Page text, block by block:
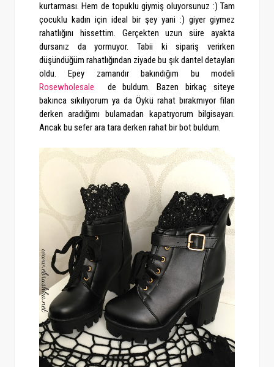
kurtarması. Hem de topuklu giymiş oluyorsunuz :) Tam
çocuklu kadın için ideal bir şey yani :) giyer giymez
rahatlığını hissettim. Gerçekten uzun süre ayakta
dursanız da yormuyor. Tabii ki sipariş verirken
düşündüğüm rahatlığından ziyade bu şık dantel detayları
oldu. Epey zamandır bakındığım bu modeli
Rosewholesale de buldum. Bazen birkaç siteye
bakınca sıkılıyorum ya da Öykü rahat bırakmıyor filan
derken aradığımı bulamadan kapatıyorum bilgisayarı.
Ancak bu sefer ara tara derken rahat bir bot buldum.